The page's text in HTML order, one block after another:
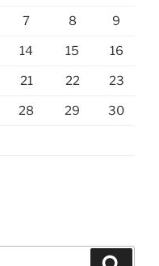
7 8 9
14 15 16
21 22 23
28 29 30